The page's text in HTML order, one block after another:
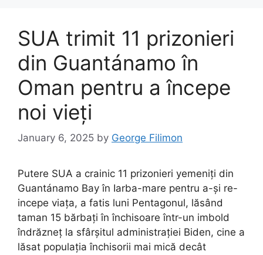
SUA trimit 11 prizonieri
din Guantánamo în
Oman pentru a începe
noi vieți
January 6, 2025 by George Filimon
Putere SUA a crainic 11 prizonieri yemeniți din
Guantánamo Bay în Iarba-mare pentru a-și re-
incepe viața, a fatis luni Pentagonul, lăsând
taman 15 bărbați în închisoare într-un imbold
îndrăzneț la sfârșitul administrației Biden, cine a
lăsat populația închisorii mai mică decât